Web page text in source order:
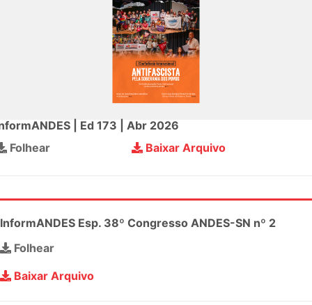
| Ed 173 | Abr 2026
Folhear
Baixar Arquivo
InformANDES Esp. 38º Congresso ANDES-SN nº 2
Folhear
Baixar Arquivo